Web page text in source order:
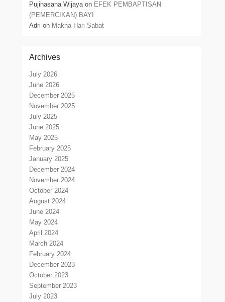
Pujihasana Wijayaon EFEK PEMBAPTISAN
(PEMERCIKAN) BAYI
Adri on Makna Hari Sabat
Archives
July 2026
June 2026
December 2025
November 2025
July 2025
June 2025
May 2025
February 2025
January 2025
December 2024
November 2024
October 2024
August 2024
June 2024
May 2024
April 2024
March 2024
February 2024
December 2023
October 2023
September 2023
July 2023